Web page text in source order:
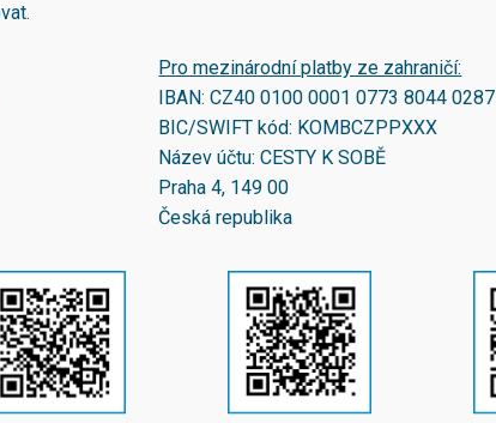
Pro mezinárodní platby ze zahraničí:
IBAN:CZ40 0100 0001 0773 8044 0287
BIC/SWIFT kód: KOMBCZPPXXX
Název účtu: CESTY K SOBĚ
Praha 4, 149 00
Česká republika